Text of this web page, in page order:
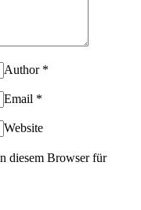
Author *
Email *
Website
diesem Browser für